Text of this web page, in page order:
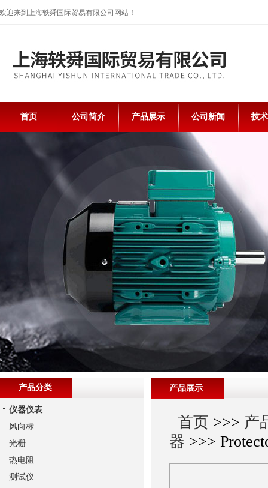
欢迎来到上海轶舜国际贸易有限公司网站！
首页 公司简介 产品展示 公司新闻 技
产品展示
首页 >>> 产
器 >>>
产品分类
仪器仪表
风向标
光栅
热电阻
测试仪